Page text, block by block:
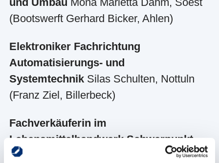
(Bootswerft Gerhard Bicker, Ahlen)
Elektroniker Fachrichtung
Automatisierungs- und
Systemtechnik Silas Schulten, Nottuln
(Franz Ziel, Billerbeck)
Fachverkäuferin im
Lebensmittelhandwerk Schwerpunkt
Bäckerei
Celine Twilling, Recklinghausen